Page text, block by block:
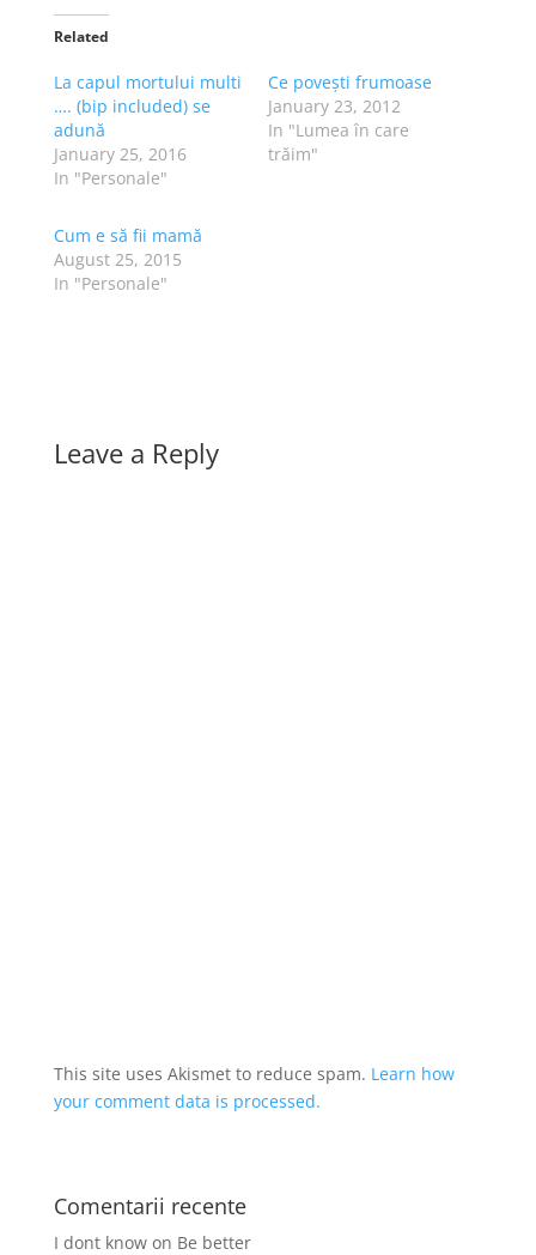
Related
La capul mortului multi
…. (bip included) se
adună
January 25, 2016
In "Personale"
Ce povești frumoase
January 23, 2012
In "Lumea în care
trăim"
Cum e să fii mamă
August 25, 2015
In "Personale"
Leave a Reply
This site uses Akismet to reduce spam. Learn how
your comment data is processed.
Comentarii recente
I dont knowon Be better